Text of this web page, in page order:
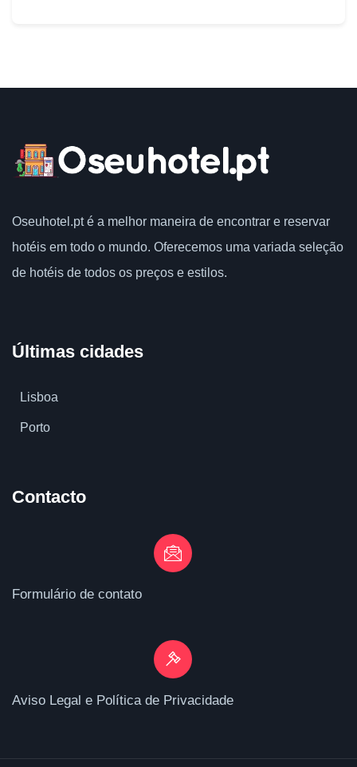
Oseuhotel.pt é a melhor maneira de encontrar e reservar
hotéis em todo o mundo. Oferecemos uma variada seleção
de hotéis de todos os preços e estilos.
Últimas cidades
Lisboa
Porto
Contacto
Formulário de contato
Aviso Legal e Política de Privacidade